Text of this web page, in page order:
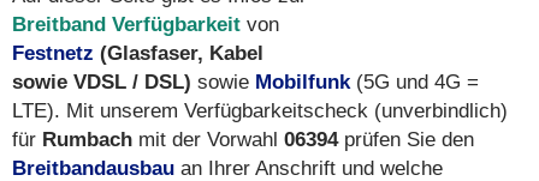
Breitband Verfügbarkeit von
Festnetz (Glasfaser, Kabel
sowie VDSL / DSL) sowie Mobilfunk(5G und 4G =
LTE). Mit unserem Verfügbarkeitscheck (unverbindlich)
für Rumbach mit der Vorwahl 06394prüfen Sie den
Breitbandausbau an Ihrer Anschrift und welche